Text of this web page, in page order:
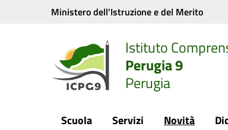
Vai ai contenuti
Vai al menu di navigazione
Ministero dell'Istruzione e del Merito
Istituto
Perugia 9
Perugia
Scuola Servizi Novità